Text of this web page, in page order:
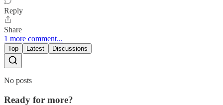
Reply
Share
1 more comment...
Top Latest Discussions
No posts
Ready for more?